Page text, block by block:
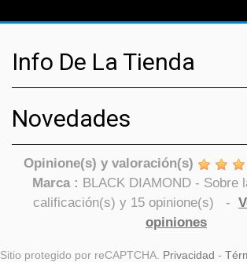
Info De La Tienda
Novedades
Opinione(s) y valoración(s)
Marca : BLACK DIAMOND- Sobre
calificación(s) y 15 opinione(s) -
opiniones
Sitio protegido por reCAPTCHA. Privacidad -